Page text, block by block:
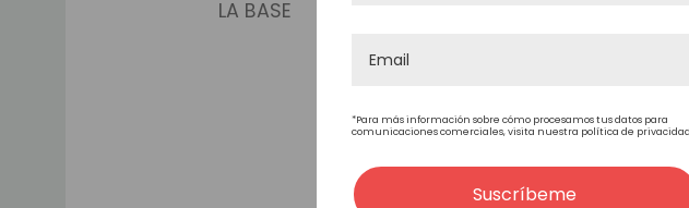
LA BASE
Parte sperior de
transparente (0,2
poli 4,5 cm en
delantera.
transpirable. El
tamaño más
*Para más información sobre cómo procesamos tus datos para
comunicaciones comerciales, visita nuestra política de
Suscríbeme